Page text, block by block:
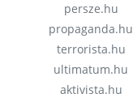
persze.hu
propaganda.hu
terrorista.hu
ultimatum.hu
aktivista.hu